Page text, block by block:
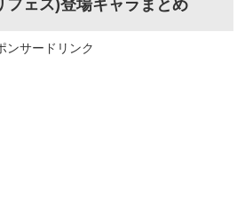
フェス)登場キャラまとめ
ンサードリンク